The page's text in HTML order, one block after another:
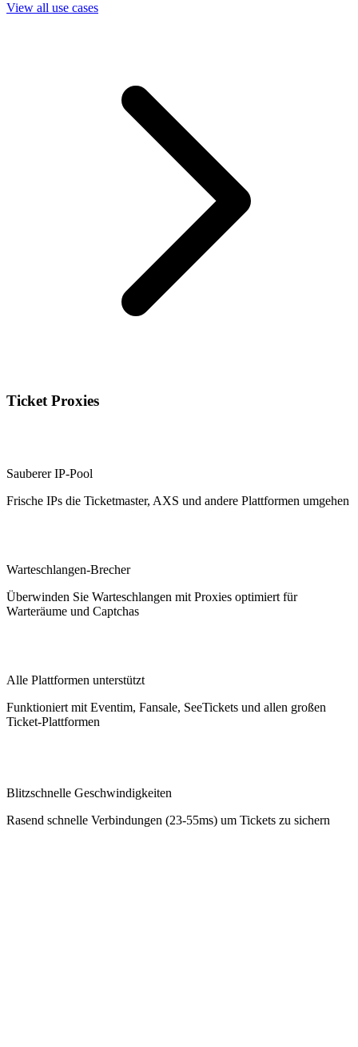
View all use cases
Ticket Proxies
Sauberer IP-Pool
Frische IPs die Ticketmaster, AXS und andere Plattformen umgehen
Warteschlangen-Brecher
Überwinden Sie Warteschlangen mit Proxies optimiert für
Warteräume und Captchas
Alle Plattformen unterstützt
Funktioniert mit Eventim, Fansale, SeeTickets und allen großen
Ticket-Plattformen
Blitzschnelle Geschwindigkeiten
Rasend schnelle Verbindungen (23-55ms) um Tickets zu sichern